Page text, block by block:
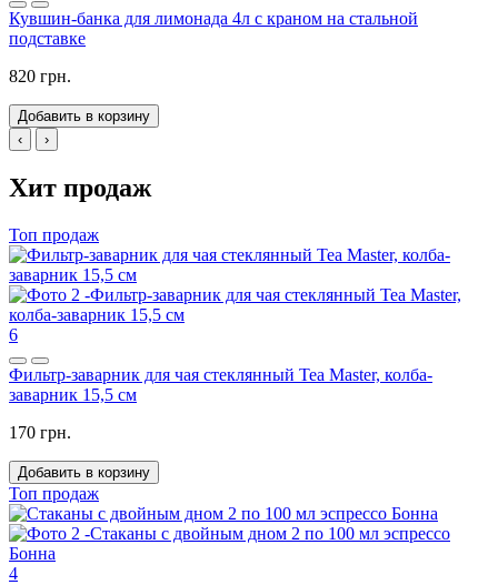
Кувшин-банка для лимонада 4л с краном на стальной
подставке
820 грн.
Добавить в корзину
‹
›
Хит продаж
Топ продаж
6
Фильтр-заварник для чая стеклянный Tea Master, колба-
заварник 15,5 см
170 грн.
Добавить в корзину
Топ продаж
4